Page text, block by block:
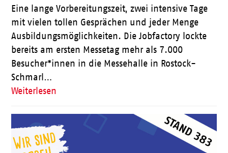
Eine lange Vorbereitungszeit, zwei intensive Tage
mit vielen tollen Gesprächen und jeder Menge
Ausbildungsmöglichkeiten. Die Jobfactory lockte
bereits am ersten Messetag mehr als 7.000
Besucher*innen in die Messehalle in Rostock-
Schmarl…
Weiterlesen